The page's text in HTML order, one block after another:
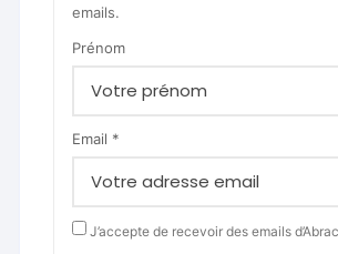
emails.
Prénom
Email *
J’accepte de recevoir des emails